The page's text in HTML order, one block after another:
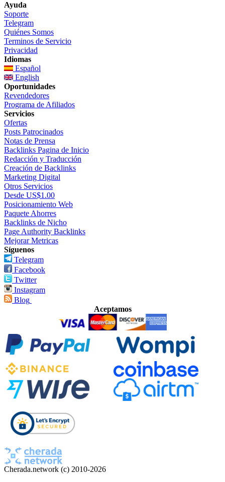
Ayuda
Soporte
Telegram
Quiénes Somos
Terminos de Servicio
Privacidad
Idiomas
Español
English
Oportunidades
Revendedores
Programa de Afiliados
Servicios
Ofertas
Posts Patrocinados
Notas de Prensa
Backlinks Pagina de Inicio
Redacción y Traducción
Creación de Backlinks
Marketing Digital
Otros Servicios
Desde US$1.00
Posicionamiento Web
Paquete Ahorres
Backlinks de Nicho
Page Authority Backlinks
Mejorar Metricas
Síguenos
Telegram
Facebook
Twitter
Instagram
Blog
Aceptamos
Cherada.network (c) 2010-2026